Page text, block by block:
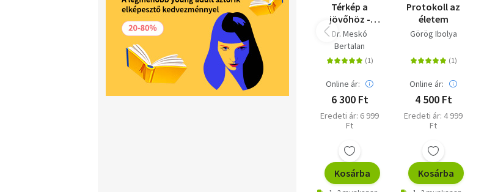
Térkép a
jövőhöz -
Jövőkutatás
mindenkinek
Dr. Meskó
Bertalan
Online ár:
6 300 Ft
Eredeti ár: 6 999
Ft
Kosárba
Protokoll az
életem
Görög Ibolya
Online ár:
4 500 Ft
Eredeti ár: 4 999
Ft
Kosárba